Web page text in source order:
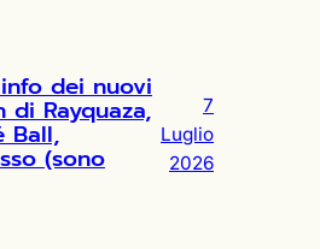
dei nuovi
di Rayquaza,
Ball,
(sono
7
Luglio
2026